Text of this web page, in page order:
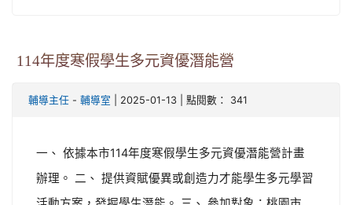
114年度寒假學生多元資優潛能營
輔導主任 - 輔導室 | 2025-01-13 | 點閱數： 341
一、 依據本市114年度寒假學生多元資優潛能營計畫
辦理。 二、 提供資賦優異或創造力才能學生多元學習